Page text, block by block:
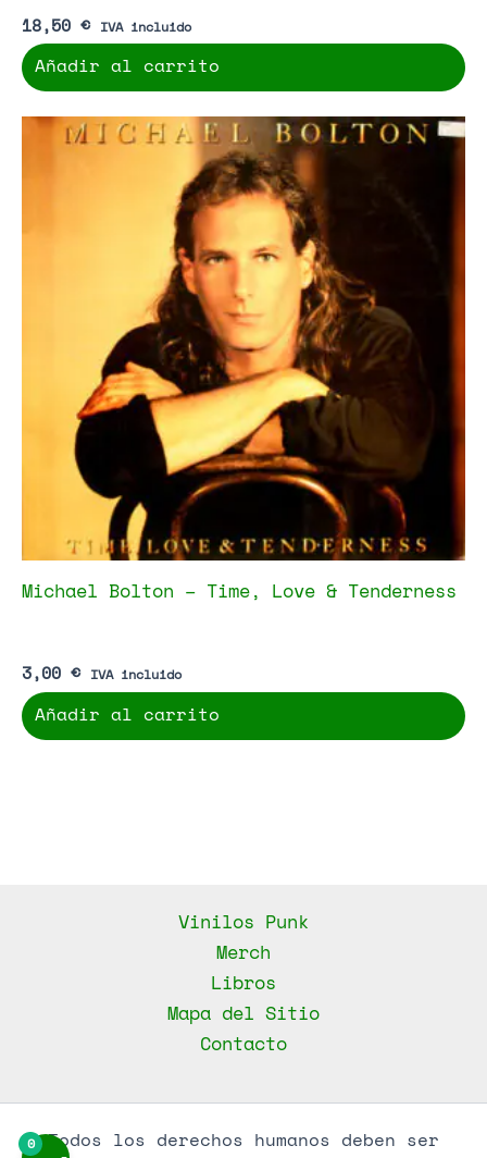
18,50 € IVA incluido
Añadir al carrito
Michael Bolton – Time, Love & Tenderness
3,00 € IVA incluido
Añadir al carrito
Vinilos Punk
Merch
Libros
Mapa del Sitio
Contacto
Todos los derechos humanos deben ser
0